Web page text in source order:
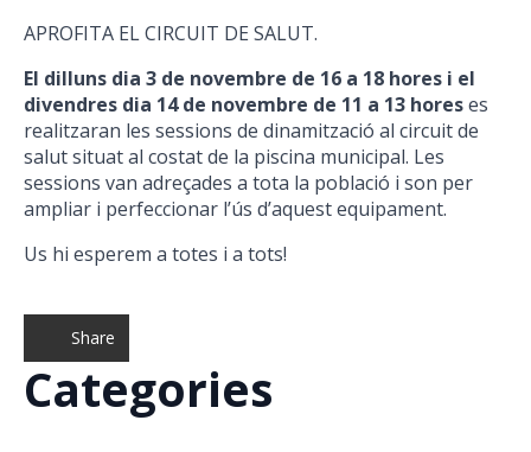
APROFITA EL CIRCUIT DE SALUT.
El dilluns dia 3 de novembre de 16 a 18 hores i el
divendres dia 14 de novembre de 11 a 13 horeses
realitzaran les sessions de dinamització al circuit de
salut situat al costat de la piscina municipal. Les
sessions van adreçades a tota la població i son per
ampliar i perfeccionar l’ús d’aquest equipament.
Us hi esperem a totes i a tots!
Share
Categories